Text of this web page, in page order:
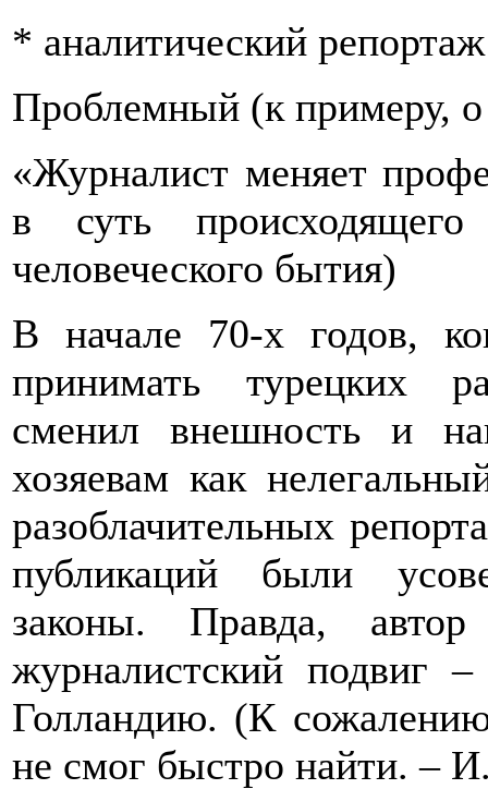
* аналитический репортаж
Проблемный (к примеру, о
«Журналист меняет
в суть
человеческого бытия)
В начале 70-х годов,
принимать турецких
сменил внешность и
хозяевам как
разоблачительных
публикаций были
законы. Правда,
журналистский подвиг
Голландию. (К
не смог быстро найти. –